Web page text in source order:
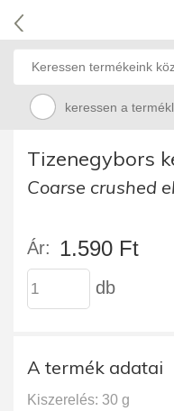
keressen a
Tizenegybors
Coarse crushed
Ár: 1.590 Ft
db
A termék adatai
Kiszerelés: 30 g